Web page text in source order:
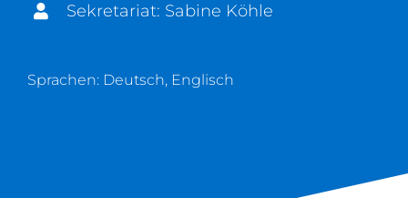
Sekretariat: Sabine Köhle
Sprachen: Deutsch, Englisch